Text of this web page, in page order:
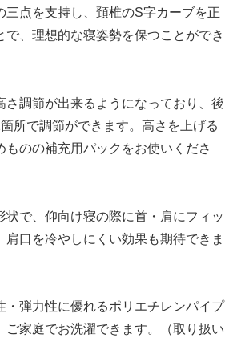
三点を支持し、頚椎のS字カーブを正
で、理想的な寝姿勢を保つことができ
さ調節が出来るようになっており、後
所で調節ができます。高さを上げる
ものの補充用パックをお使いくださ
状で、仰向け寝の際に首・肩にフィッ
肩口を冷やしにくい効果も期待できま
・弾力性に優れるポリエチレンパイプ
ご家庭でお洗濯できます。（取り扱い